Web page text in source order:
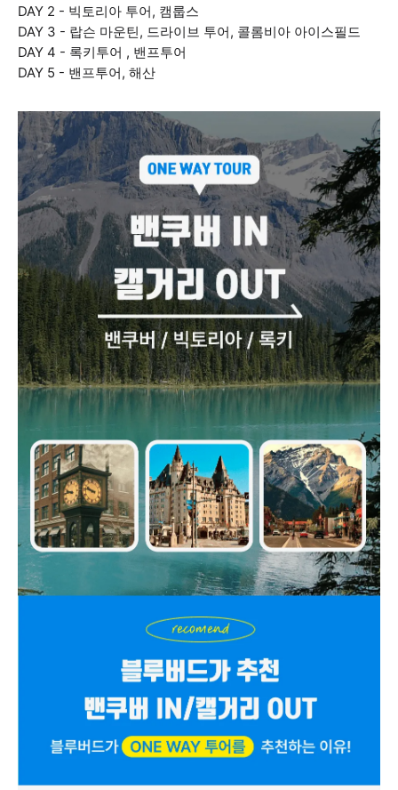
DAY 2 - 빅토리아 투어, 캠룹스
DAY 3 - 랍슨 마운틴, 드라이브 투어, 콜롬비아 아이스필드
DAY 4 - 록키투어 , 밴프투어
DAY 5 - 밴프투어, 해산